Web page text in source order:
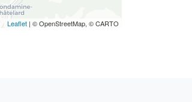
Leaflet | © OpenStreetMap, © CARTO